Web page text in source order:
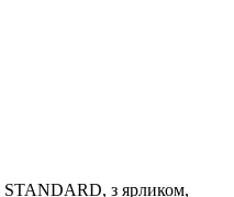
STANDARD, з ярликом,